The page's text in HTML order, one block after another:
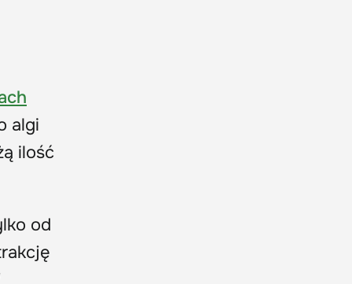
algi
ilość
od